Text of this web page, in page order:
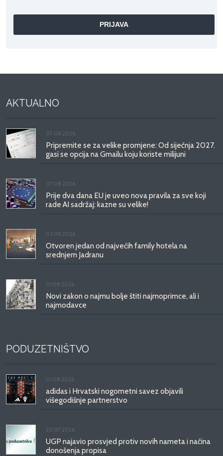
AKTUALNO
07.08.2026.
Pripremite se za velike promjene: Od siječnja 2027.
gasi se opcija na Gmailu koju koriste milijuni
07.08.2026.
Prije dva dana EU je uveo nova pravila za sve koji
rade AI sadržaj: kazne su velike!
03.08.2026.
Otvoren jedan od najvećih family hotela na
srednjem Jadranu
01.08.2026.
Novi zakon o najmu bolje štiti najmoprimce, ali i
najmodavce
PODUZETNIŠTVO
01.08.2026.
adidas i Hrvatski nogometni savez objavili
višegodišnje partnerstvo
30.07.2026.
UGP najavio prosvjed protiv novih nameta i načina
donošenja propisa